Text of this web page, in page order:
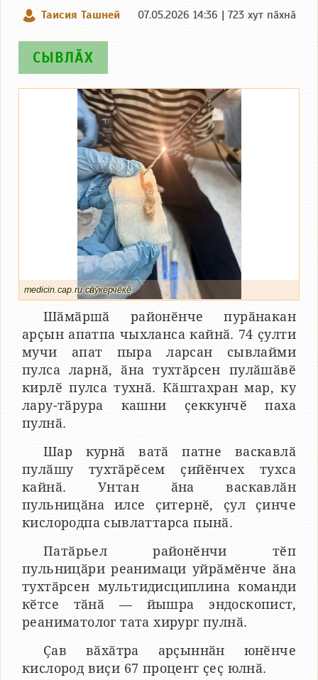
Таисия Ташней 07.05.2026 14:36 | 723 хут пӑхнӑ
СЫВЛӐХ
medicin.cap.ru сӑнӳкерчӗкӗ
Шӑмӑршӑ районӗнче пурӑнакан
арҫын апатпа чыхланса кайнӑ. 74 ҫулти
мучи апат пыра ларсан сывлайми
пулса ларнӑ, ӑна тухтӑрсен пулӑшӑвӗ
кирлӗ пулса тухнӑ. Кӑштахран мар, ку
лару-тӑрура кашни ҫеккунчӗ паха
пулнӑ.
Шар курнӑ ватӑ патне васкавлӑ
пулӑшу тухтӑрӗсем ҫийӗнчех тухса
кайнӑ. Унтан ӑна васкавлӑн
пульницӑна илсе ҫитернӗ, ҫул ҫинче
кислородпа сывлаттарса пынӑ.
Патӑрьел районӗнчи тӗп
пульницӑри реанимаци уйрӑмӗнче ӑна
тухтӑрсен мультидисциплина команди
кӗтсе тӑнӑ — йышра эндоскопист,
реаниматолог тата хирург пулнӑ.
Ҫав вӑхӑтра арҫыннӑн юнӗнче
кислород виҫи 67 процент ҫеҫ юлнӑ.